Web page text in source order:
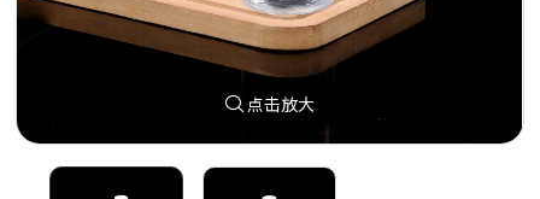
点击放大